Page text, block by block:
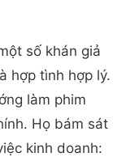
số khán giả
hợp tình hợp lý.
làm phim
Họ bám sát
kinh doanh: